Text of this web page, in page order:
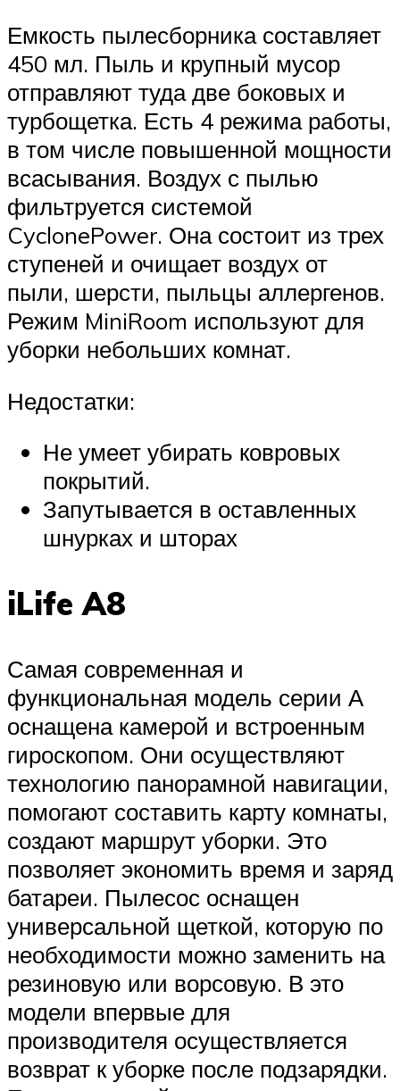
Емкость пылесборника составляет
450 мл. Пыль и крупный мусор
отправляют туда две боковых и
турбощетка. Есть 4 режима работы,
в том числе повышенной мощности
всасывания. Воздух с пылью
фильтруется системой
CyclonePower. Она состоит из трех
ступеней и очищает воздух от
пыли, шерсти, пыльцы аллергенов.
Режим MiniRoom используют для
уборки небольших комнат.
Недостатки:
Не умеет убирать ковровых
покрытий.
Запутывается в оставленных
шнурках и шторах
iLife A8
Самая современная и
функциональная модель серии А
оснащена камерой и встроенным
гироскопом. Они осуществляют
технологию панорамной навигации,
помогают составить карту комнаты,
создают маршрут уборки. Это
позволяет экономить время и заряд
батареи. Пылесос оснащен
универсальной щеткой, которую по
необходимости можно заменить на
резиновую или ворсовую. В это
модели впервые для
производителя осуществляется
возврат к уборке после подзарядки.